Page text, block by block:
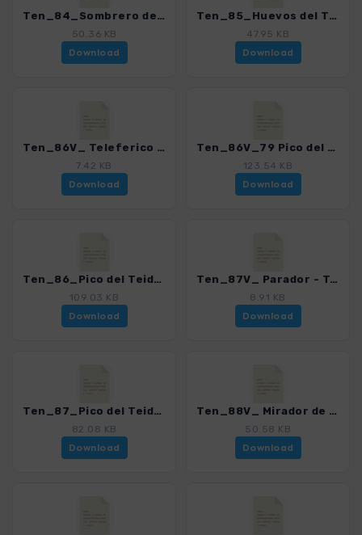
Ten_84_Sombrero de Chasna.gpx
50.36 KB
Download
Ten_85_Huevos del Teide - Montana Blanca.gpx
47.95 KB
Download
Ten_86V_ Teleferico - Parking Montana Blanca.gpx
7.42 KB
Download
Ten_86V_79 Pico del Teide - Pico Viejo.gpx
123.54 KB
Download
Ten_86_Pico del Teide.gpx
109.03 KB
Download
Ten_87V_ Parador - Teleferico.gpx
8.91 KB
Download
Ten_87_Pico del Teide - Pico Viejo.gpx
82.08 KB
Download
Ten_88V_ Mirador de Chio - Pico Viejo - Boca Tauce.gpx
50.58 KB
Download